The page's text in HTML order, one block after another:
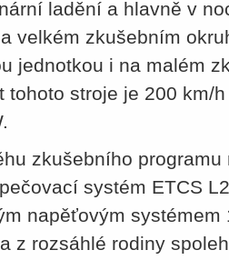
ladění a hlavně v
velkém zkušebním
jednotkou i na malém
tohoto stroje je 200 km/
zkušebního programu
systém ETCS
napěťovým
z rozsáhlé rodiny